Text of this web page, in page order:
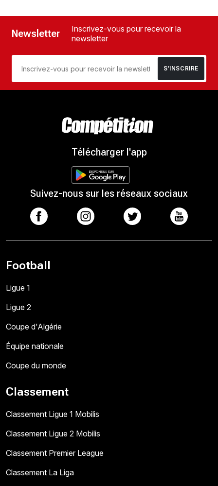
Newsletter
Inscrivez-vous pour recevoir la
newsletter
S’INSCRIRE
Télécharger l'app
Suivez-nous sur les réseaux sociaux
Football
Ligue 1
Ligue 2
Coupe d'Algérie
Équipe nationale
Coupe du monde
Classement
Classement Ligue 1 Mobilis
Classement Ligue 2 Mobilis
Classement Premier League
Classement La Liga